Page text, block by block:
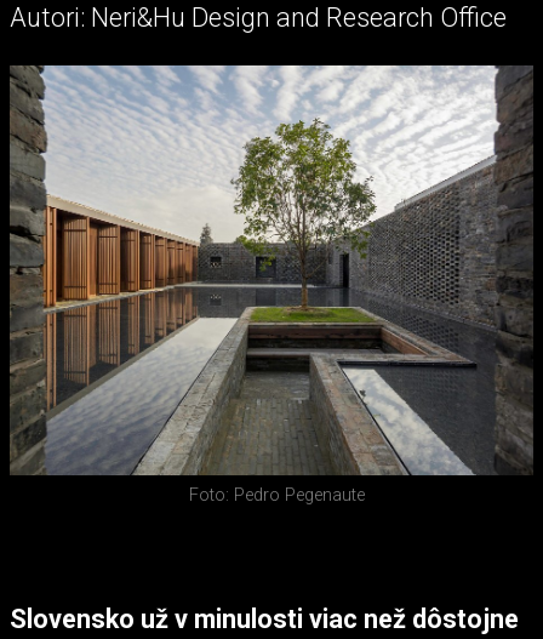
Autori: Neri&Hu Design and Research Office
Foto: Pedro Pegenaute
Slovensko už v minulosti viac než dôstojne